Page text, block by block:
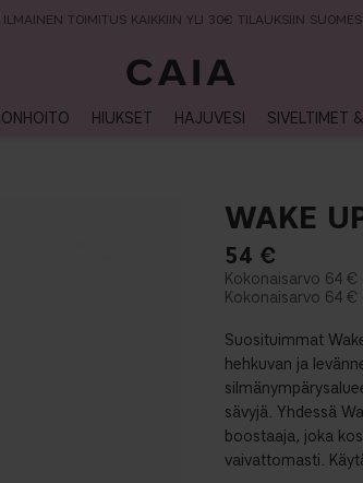
TOIMITUSAIKA 3-5 ARKIPÄIVÄÄ
HIUKSET HAJUVESI SIVELTIMET
WAKE
54 €
64 €
64 €
Suosituimmat
hehkuvan ja
sävyjä. Yhdessä
boostaaja, joka
vaivattomasti.